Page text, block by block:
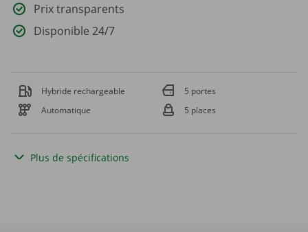
Prix transparents
Disponible 24/7
Hybride rechargeable
5 portes
Automatique
5 places
Plus de spécifications